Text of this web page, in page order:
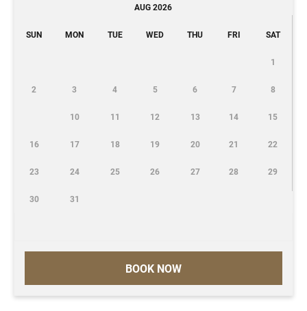
BOOK NOW
AUG 2026
SUN MON TUE WED THU FRI SAT
1
2 3 4 5 6 7 8
10 11 12 13 14 15
16 17 18 19 20 21 22
23 24 25 26 27 28 29
30 31